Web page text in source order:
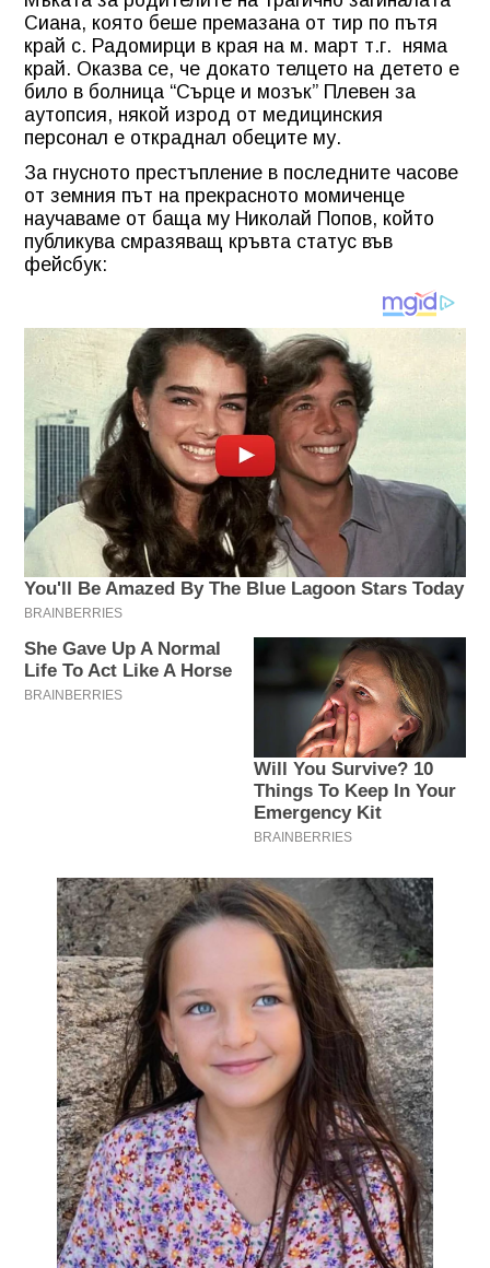
Сиана, която беше премазана от тир по пътя
край с. Радомирци в края на м. март т.г. няма
край. Оказва се, че докато телцето на детето е
било в болница “Сърце и мозък” Плевен за
аутопсия, някой изрод от медицинския
персонал е откраднал обеците му.
За гнусното престъпление в последните часове
от земния път на прекрасното момиченце
научаваме от баща му Николай Попов, който
публикува смразяващ кръвта статус във
фейсбук: